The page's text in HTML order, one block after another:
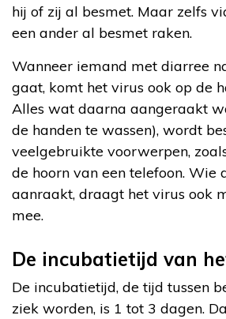
hij of zij al besmet. Maar zelfs
een ander al besmet raken.
Wanneer iemand met diarree
gaat, komt het virus ook op de
Alles wat daarna aangeraakt
de handen te wassen), wordt
veelgebruikte voorwerpen,
de hoorn van een telefoon. Wie
aanraakt, draagt het virus ook
mee.
De incubatietijd van
De incubatietijd, de tijd tussen
ziek worden, is 1 tot 3 dagen.